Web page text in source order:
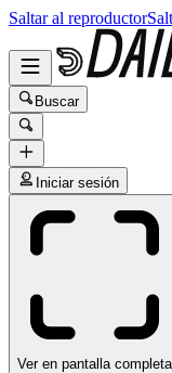
Saltar al reproductor
Buscar
Iniciar sesión
Ver en pantalla completa